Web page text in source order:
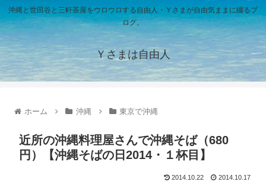
沖縄と世田谷と三軒茶屋をウロウロする自由人・Ｙさまが自由気ままに綴るブ
ログ。
Ｙさまは自由人
ホーム 沖縄 東京で沖縄
近所の沖縄料理屋さんで沖縄そば（680
円）【沖縄そばの日2014・１杯目】
2014.10.22 2014.10.17